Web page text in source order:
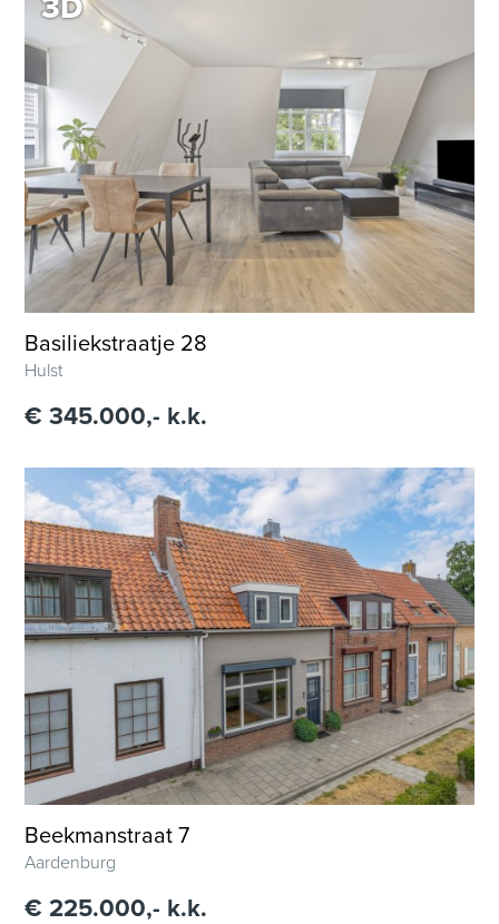
BEL ONS
MAKELAARDIJ
VERHUUR
HYPOTHEKEN
Basiliekstraatje 28
Hulst
€ 345.000,- k.k.
Beekmanstraat 7
Aardenburg
€ 225.000,- k.k.